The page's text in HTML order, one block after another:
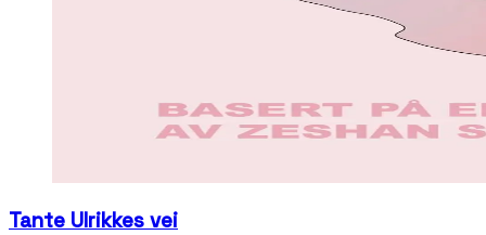
Tante Ulrikkes vei